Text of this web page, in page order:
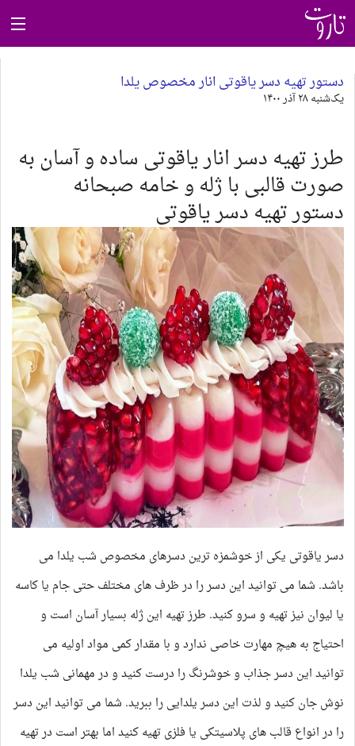
خواندنی‌ها
تاروت کائنات
تاروت صغیر
روان‌شناسی رنگ
فال حافظ
استخاره
طالع‌بینی
فال روزانه
تاریخچه
درباره ما
دستور تهیه دسر یاقوتی انار مخصوص یلدا
یک‌شنبه ۲۸ آذر ۱۴۰۰
طرز تهیه دسر انار یاقوتی ساده و آسان به
صورت قالبی با ژله و خامه صبحانه
دستور تهیه دسر یاقوتی
دسر یاقوتی یکی از خوشمزه ترین دسرهای مخصوص شب یلدا می
باشد. شما می توانید این دسر را در ظرف های مختلف حتی جام یا کاسه
یا لیوان نیز تهیه و سرو کنید. طرز تهیه این ژله بسیار آسان است و
احتیاج به هیچ مهارت خاصی ندارد و با مقدار کمی مواد اولیه می
توانید این دسر جذاب و خوشرنگ را درست کنید و در مهمانی شب یلدا
نوش جان کنید و لذت این دسر یلدایی را ببرید. شما می توانید این دسر
را در انواع قالب های پلاسیتکی یا فلزی تهیه کنید اما بهتر است در تهیه